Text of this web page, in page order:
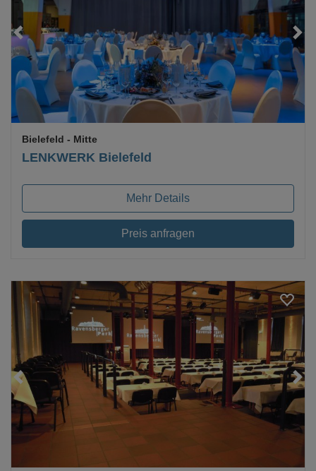
LENKWERK Bielefeld
Bielefeld - Mitte
Mehr Details
Preis anfragen
Loading...